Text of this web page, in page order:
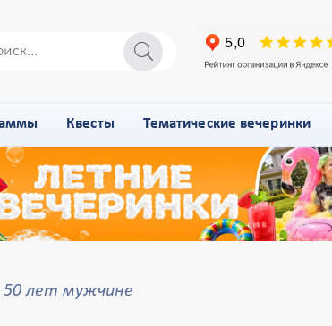
Квесты Тематические вечеринки
50 лет мужчине